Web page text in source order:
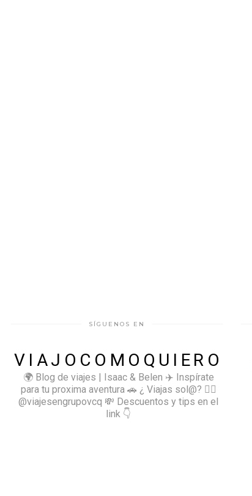
SÍGUENOS EN
VIAJOCOMOQUIERO
🌍 Blog de viajes | Isaac & Belen ✈️ Inspírate
para tu proxima aventura 🚗 ¿ Viajas sol@? 👉🏻
@viajesengrupovcq 💸 Descuentos y tips en el
link 👇